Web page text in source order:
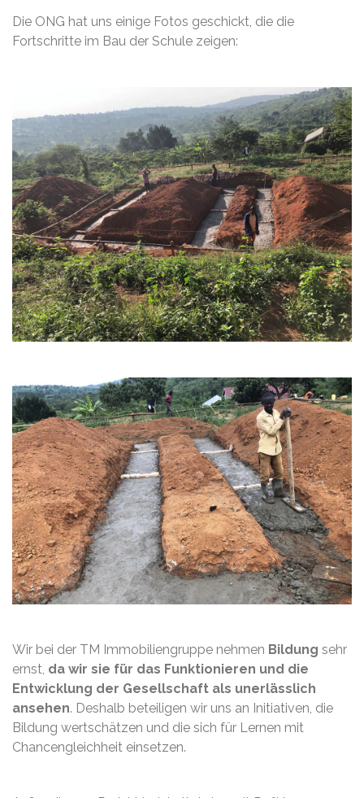
Die ONG hat uns einige Fotos geschickt, die die
Fortschritte im Bau der Schule zeigen:
Wir bei der TM Immobiliengruppe nehmen Bildung sehr
ernst, da wir sie für das Funktionieren und die
Entwicklung der Gesellschaft als unerlässlich
ansehen. Deshalb beteiligen wir uns an Initiativen, die
Bildung wertschätzen und die sich für Lernen mit
Chancengleichheit einsetzen.